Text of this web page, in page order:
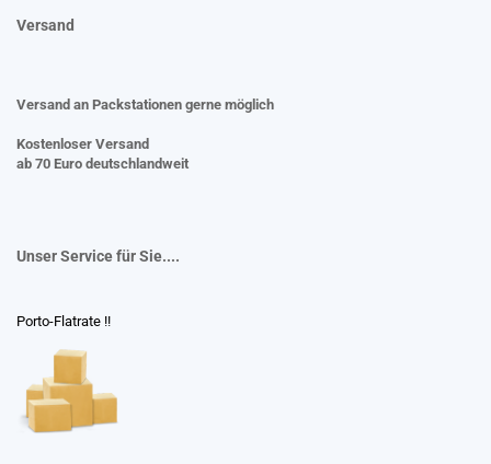
Versand
Versand an Packstationen gerne möglich
Kostenloser Versand
ab 70 Euro deutschlandweit
Unser Service für Sie....
Porto-Flatrate !!